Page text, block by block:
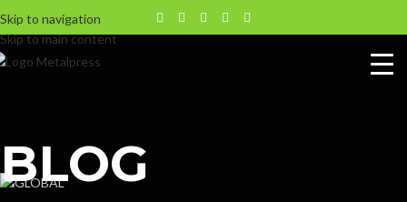
Skip to navigation
Skip to main content
BLOG